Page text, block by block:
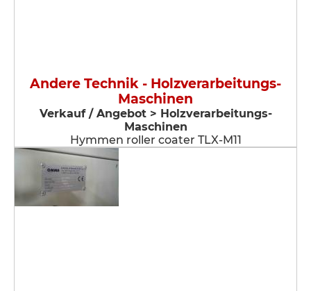
Andere Technik - Holzverarbeitungs-
Maschinen
Verkauf / Angebot > Holzverarbeitungs-
Maschinen
Hymmen roller coater TLX-M11